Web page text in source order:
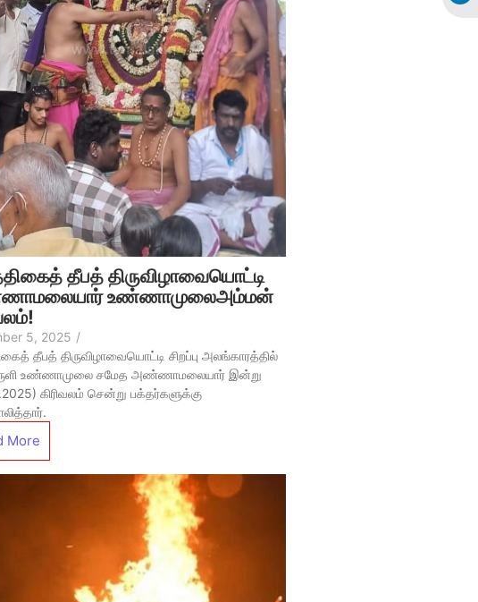
தீபத் திருவிழாவையொட்டி
உண்ணாமுலைஅம்மன்
5, 2025 /
தீபத் திருவிழாவையொட்டி சிறப்பு அலங்காரத்தில்
உண்ணாமுலை சமேத அண்ணாமலையார் இன்று
கிரிவலம் சென்று பக்தர்களுக்கு
More